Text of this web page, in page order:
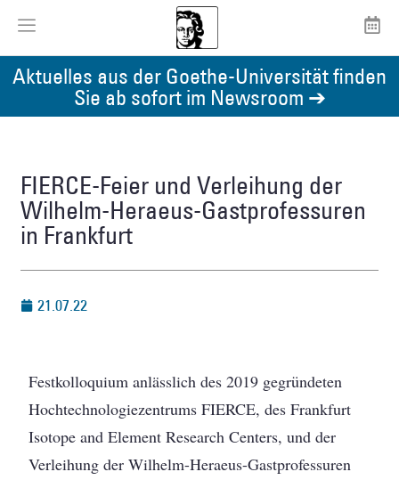
Aktuelles aus der Goethe-Universität finden
Sie ab sofort im Newsroom ➔
FIERCE-Feier und Verleihung der
Wilhelm-Heraeus-Gastprofessuren
in Frankfurt
21.07.22
Festkolloquium anlässlich des 2019 gegründeten
Hochtechnologiezentrums FIERCE, des Frankfurt
Isotope and Element Research Centers, und der
Verleihung der Wilhelm-Heraeus-Gastprofessuren